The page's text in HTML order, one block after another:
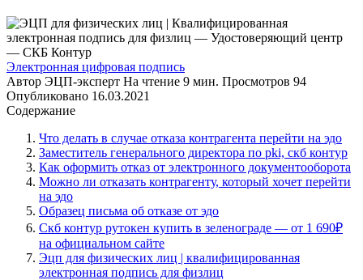
Электронная цифровая подпись
Автор ЭЦП-эксперт На чтение 9 мин. Просмотров 94
Опубликовано 16.03.2021
Содержание
Что делать в случае отказа контрагента перейти на эдо
Заместитель генерального директора по pki, скб контур
Как оформить отказ от электронного документооборота
Можно ли отказать контрагенту, который хочет перейти
на эдо
Образец письма об отказе от эдо
Скб контур рутокен купить в зеленограде — от 1 690₽
на официальном сайте
Эцп для физических лиц | квалифицированная
электронная подпись для физлиц